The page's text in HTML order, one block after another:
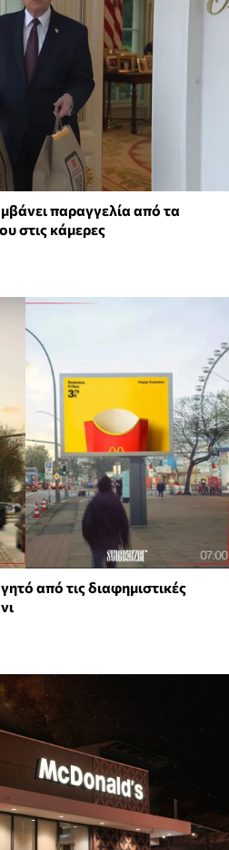
παραγγελία από τα
στις κάμερες
από τις διαφημιστικές